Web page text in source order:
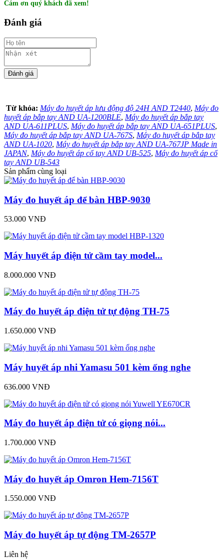
Cám ơn quý khách đã xem!
Đánh giá
Từ khóa: Máy đo huyết áp lưu động độ 24H AND T2440, Máy đo
huyết áp bắp tay AND UA-1200BLE, Máy đo huyết áp bắp tay
AND UA-611PLUS, Máy đo huyết áp bắp tay AND UA-651PLUS,
Máy đo huyết áp bắp tay AND UA-767S, Máy đo huyết áp bắp tay
AND UA-1020, Máy đo huyết áp bắp tay AND UA-767JP Made in
JAPAN, Máy đo huyết áp cổ tay AND UB-525, Máy đo huyết áp cổ
tay AND UB-543
Sản phẩm cùng loại
Máy đo huyết áp để bàn HBP-9030
53.000 VNĐ
Máy huyết áp điện tử cầm tay model...
8.000.000 VNĐ
Máy đo huyết áp điện tử tự động TH-75
1.650.000 VNĐ
Máy huyết áp nhi Yamasu 501 kèm ống nghe
636.000 VNĐ
Máy đo huyết áp điện tử có giọng nói...
1.700.000 VNĐ
Máy đo huyết áp Omron Hem-7156T
1.550.000 VNĐ
Máy đo huyết áp tự động TM-2657P
Liên hệ